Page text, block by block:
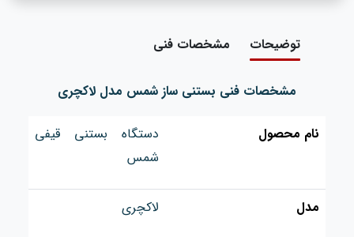
توضیحات مشخصات فنی
مشخصات فنی بستنی ساز شمس مدل لاکچری
نام محصول
دستگاه بستنی قیفی
شمس
مدل لاکچری